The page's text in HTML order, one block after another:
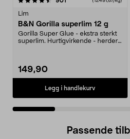
Lim
B&N Gorilla superlim 12 g
Gorilla Super Glue - ekstra sterkt
superlim. Hurtigvirkende - herder
149,90
Legg i handlekurv
Passende